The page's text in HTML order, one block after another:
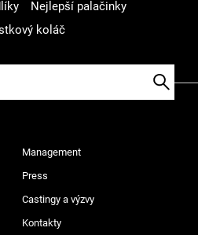
Nejlepší palačinky
koláč
Management
Press
Castingy a výzvy
Kontakty